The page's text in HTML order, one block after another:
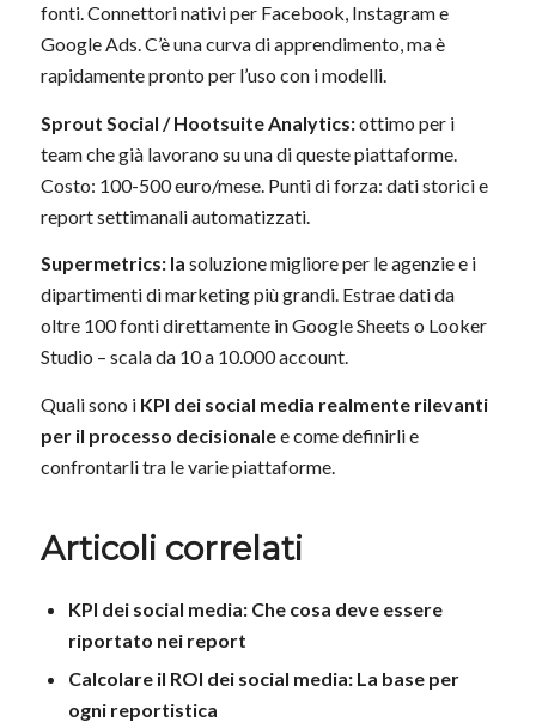
fonti. Connettori nativi per Facebook, Instagram e
Google Ads. C’è una curva di apprendimento, ma è
rapidamente pronto per l’uso con i modelli.
Sprout Social / Hootsuite Analytics:ottimo per i
team che già lavorano su una di queste piattaforme.
Costo: 100-500 euro/mese. Punti di forza: dati storici e
report settimanali automatizzati.
Supermetrics: la soluzione migliore per le agenzie e i
dipartimenti di marketing più grandi. Estrae dati da
oltre 100 fonti direttamente in Google Sheets o Looker
Studio – scala da 10 a 10.000 account.
Quali sono i KPI dei social media realmente rilevanti
per il processo decisionalee come definirli e
confrontarli tra le varie piattaforme.
Articoli correlati
KPI dei social media: Che cosa deve essere
riportato nei report
Calcolare il ROI dei social media: La base per
ogni reportistica